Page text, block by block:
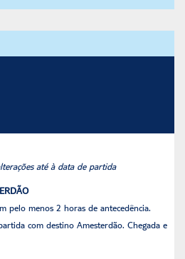
até à data de partida
pelo menos 2 horas de antecedência.
com destino Amesterdão. Chegada e